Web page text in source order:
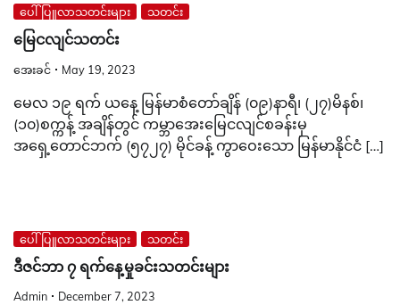
ပေါ်ပြူလာသတင်းများ သတင်း
မြေငလျင်သတင်း
အေးခင် May 19, 2023
မေလ ၁၉ ရက် ယနေ့ မြန်မာစံတော်ချိန် (၀၉)နာရီ၊ (၂၇)မိနစ်၊
(၁၀)စက္ကန့် အချိန်တွင် ကမ္ဘာအေးမြေငလျင်စခန်းမှ
အရှေ့တောင်ဘက် (၅၇၂၇) မိုင်ခန့် ကွာဝေးသော မြန်မာနိုင်ငံ […]
ပေါ်ပြူလာသတင်းများ သတင်း
ဒီဇင်ဘာ ၇ ရက်နေ့မှုခင်းသတင်းများ
Admin December 7, 2023